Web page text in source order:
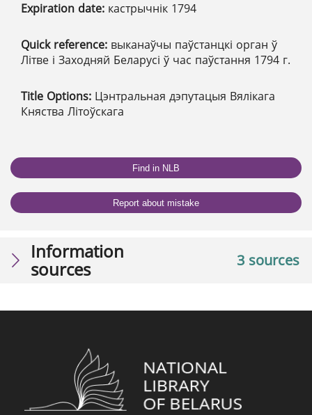
Expiration date: кастрычнік 1794
Quick reference: выканаўчы паўстанцкі орган ў
Літве і Заходняй Беларусі ў час паўстання 1794 г.
Title Options: Цэнтральная дэпутацыя Вялікага
Княства Літоўскага
Find in NLB
Report about mistake
3 sources
Information
sources